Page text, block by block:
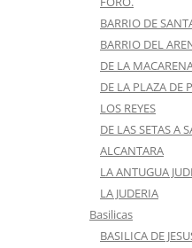
BARRIO DE
BARRIO DEL
DE LA
DE LA PLAZA DE
LOS REYES
DE LAS SETAS A
ALCANTARA
LA ANTUGUA
LA JUDERIA
Basilicas
BASILICA DE